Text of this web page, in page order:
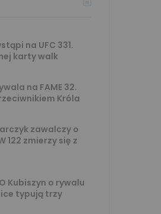
na UFC 331.
karty walk
na FAME 32.
Króla
zawalczy o
122 zmierzy się z
Kubiszyn o rywalu
typują trzy